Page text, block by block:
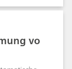
12937, ISO
vo